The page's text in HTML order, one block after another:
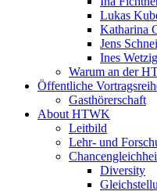
Lukas
Katharina
Jens
Ines
Warum an der
Öffentliche
Gasthörerschaft
About HTWK
Leitbild
Lehr- und
Diversity